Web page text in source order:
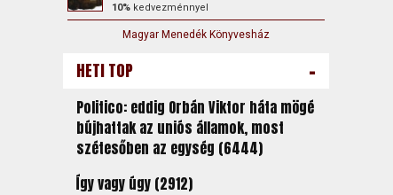
10%kedvezménnyel
Magyar Menedék Könyvesház
HETI TOP -
Politico: eddig Orbán Viktor háta mögé
bújhattak az uniós államok, most
szétesőben az egység (6444)
Így vagy úgy (2912)